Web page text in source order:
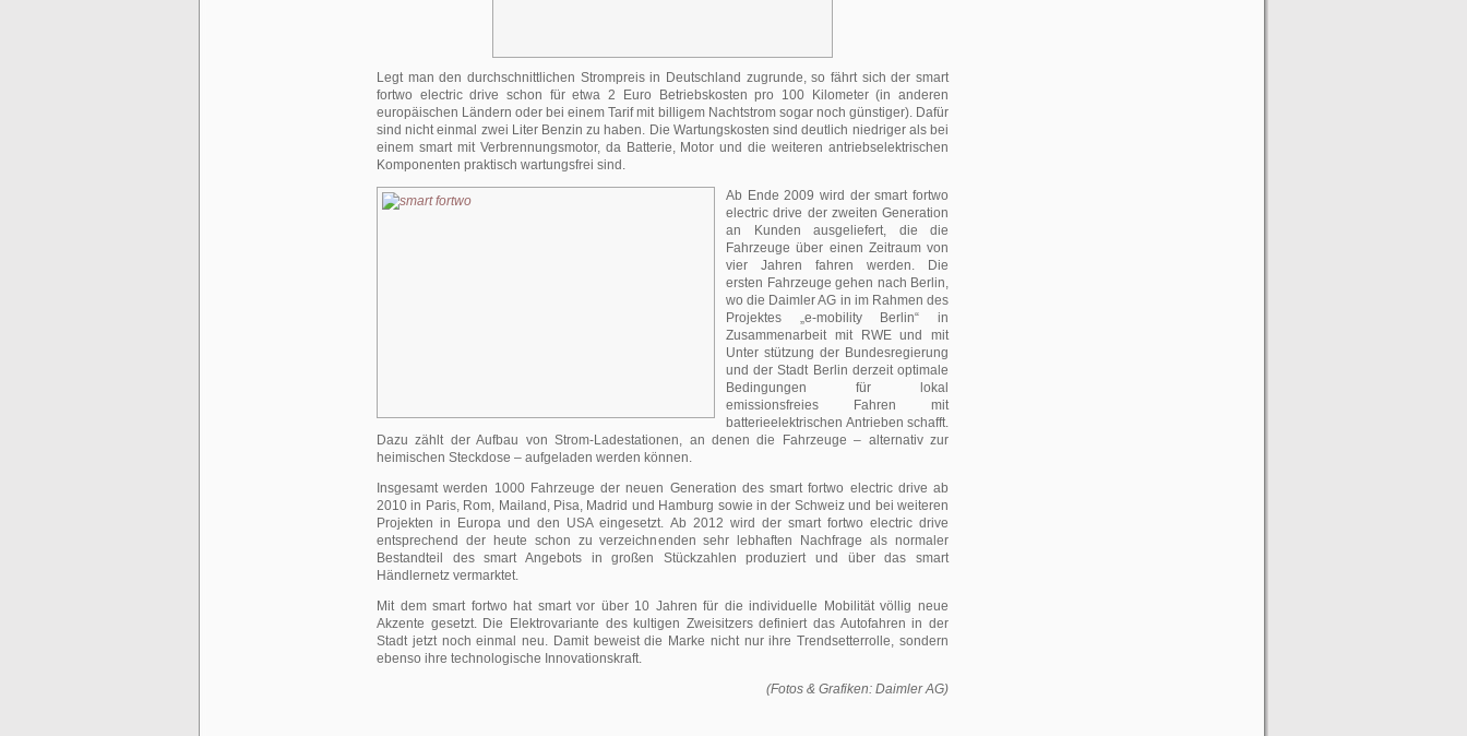
Legt man den durchschnittlichen Strompreis in Deutschland zugrunde, so fährt sich der smart
fortwo electric drive schon für etwa 2 Euro Betriebskosten pro 100 Kilometer (in anderen
europäischen Ländern oder bei einem Tarif mit billigem Nachtstrom sogar noch günstiger). Dafür
sind nicht einmal zwei Liter Benzin zu haben. Die Wartungskosten sind deutlich niedriger als bei
einem smart mit Verbrennungsmotor, da Batterie, Motor und die weiteren antriebselektrischen
Komponenten praktisch wartungsfrei sind.
Ab Ende 2009 wird der smart fortwo
electric drive der zweiten Generation
an Kunden ausgeliefert, die die
Fahrzeuge über einen Zeitraum von
vier Jahren fahren werden. Die
ersten Fahrzeuge gehen nach Berlin,
wo die Daimler AG in im Rahmen des
Projektes „e-mobility Berlin“ in
Zusammenarbeit mit RWE und mit
Unter stützung der Bundesregierung
und der Stadt Berlin derzeit optimale
Bedingungen für lokal
emissionsfreies Fahren mit
batterieelektrischen Antrieben schafft.
Dazu zählt der Aufbau von Strom-Ladestationen, an denen die Fahrzeuge – alternativ zur
heimischen Steckdose – aufgeladen werden können.
Insgesamt werden 1000 Fahrzeuge der neuen Generation des smart fortwo electric drive ab
2010 in Paris, Rom, Mailand, Pisa, Madrid und Hamburg sowie in der Schweiz und bei weiteren
Projekten in Europa und den USA eingesetzt. Ab 2012 wird der smart fortwo electric drive
entsprechend der heute schon zu verzeichnenden sehr lebhaften Nachfrage als normaler
Bestandteil des smart Angebots in großen Stückzahlen produziert und über das smart
Händlernetz vermarktet.
Mit dem smart fortwo hat smart vor über 10 Jahren für die individuelle Mobilität völlig neue
Akzente gesetzt. Die Elektrovariante des kultigen Zweisitzers definiert das Autofahren in der
Stadt jetzt noch einmal neu. Damit beweist die Marke nicht nur ihre Trendsetterrolle, sondern
ebenso ihre technologische Innovationskraft.
(Fotos & Grafiken: Daimler AG)